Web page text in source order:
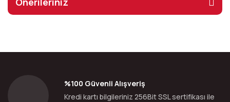
%100 Güvenli Alışveriş
Kredi kartı bilgileriniz 256Bit SSL sertifikası ile